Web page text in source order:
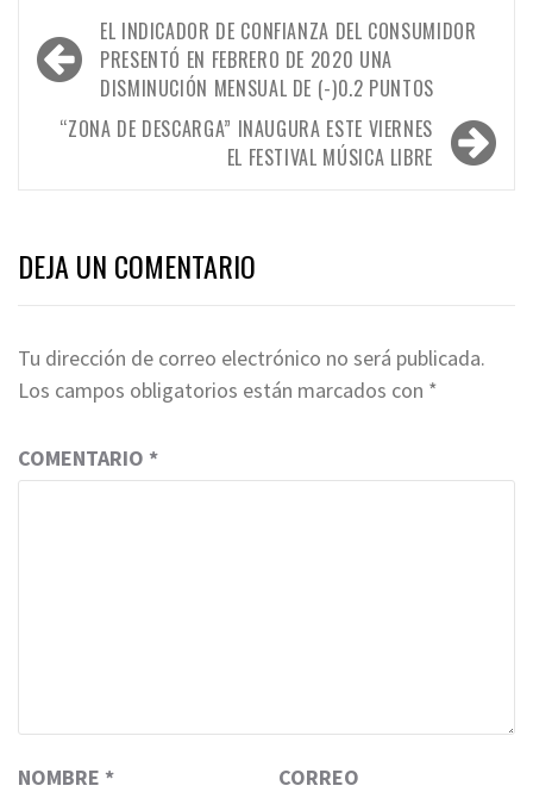
Navegación
de
entradas
EL INDICADOR DE CONFIANZA DEL CONSUMIDOR
PRESENTÓ EN FEBRERO DE 2020 UNA
DISMINUCIÓN MENSUAL DE (-)0.2 PUNTOS
“ZONA DE DESCARGA” INAUGURA ESTE VIERNES
EL FESTIVAL MÚSICA LIBRE
DEJA UN COMENTARIO
Tu dirección de correo electrónico no será publicada.
Los campos obligatorios están marcados con *
COMENTARIO *
NOMBRE *
CORREO